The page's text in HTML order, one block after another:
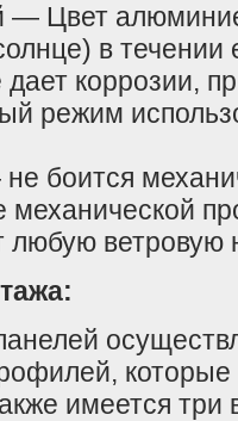
— Цвет
в течении
коррозии,
режим
боится
ветровую
имеется три